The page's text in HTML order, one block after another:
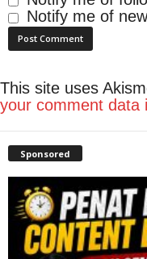
Notify me of
This site uses
your comment data
Sponsored